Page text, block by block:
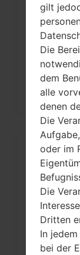
Wie
LG...
gilt
Die
dem
alle
denen
Die
oder im
Die
Dritten
In
bei der